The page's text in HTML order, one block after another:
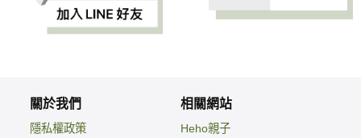
關於我們
隱私權政策
相關網站
Heho親子